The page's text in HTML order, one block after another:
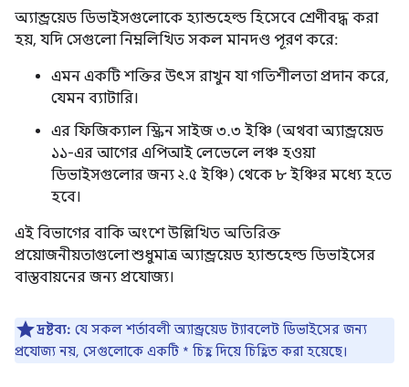
অ্যান্ড্রয়েড ডিভাইসগুলোকে হ্যান্ডহেল্ড হিসেবে শ্রেণীবদ্ধ করা
হয়, যদি সেগুলো নিম্নলিখিত সকল মানদণ্ড পূরণ করে:
এমন একটি শক্তির উৎস রাখুন যা গতিশীলতা প্রদান করে,
যেমন ব্যাটারি।
এর ফিজিক্যাল স্ক্রিন সাইজ ৩.৩ ইঞ্চি (অথবা অ্যান্ড্রয়েড
১১-এর আগের এপিআই লেভেলে লঞ্চ হওয়া
ডিভাইসগুলোর জন্য ২.৫ ইঞ্চি) থেকে ৮ ইঞ্চির মধ্যে হতে
হবে।
এই বিভাগের বাকি অংশে উল্লিখিত অতিরিক্ত
প্রয়োজনীয়তাগুলো শুধুমাত্র অ্যান্ড্রয়েড হ্যান্ডহেল্ড ডিভাইসের
বাস্তবায়নের জন্য প্রযোজ্য।
দ্রষ্টব্য: যে সকল শর্তাবলী অ্যান্ড্রয়েড ট্যাবলেট ডিভাইসের জন্য
প্রযোজ্য নয়, সেগুলোকে একটি * চিহ্ন দিয়ে চিহ্নিত করা হয়েছে।